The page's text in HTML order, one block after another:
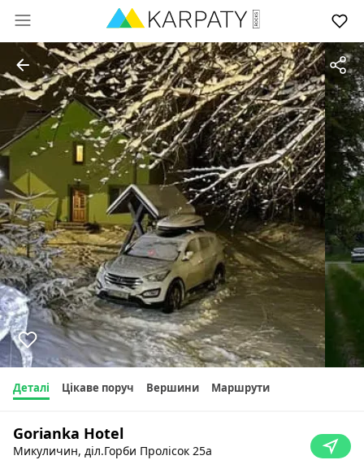
Деталі Цікаве поруч Вершини Маршрути
Gorianka Hotel
Микуличин, діл.Горби Пролісок 25а